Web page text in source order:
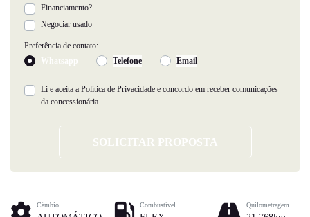
Financiamento?
Negociar usado
Preferência de contato:
Whatsapp
Telefone Email
Li e aceita a Política de Privacidade e concordo em receber comunicações
da concessionária.
SOLICITAR PROPOSTA
Câmbio Combustível Quilometragem